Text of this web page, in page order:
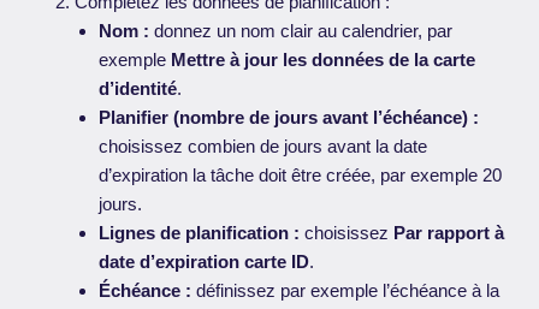
Nom : donnez un nom clair au calendrier, par
exemple Mettre à jour les données de la carte
d’identité.
Planifier (nombre de jours avant l’échéance) :
choisissez combien de jours avant la date
d’expiration la tâche doit être créée, par exemple 20
jours.
Lignes de planification : choisissez Par rapport à
date d’expiration carte ID.
Échéance : définissez par exemple l’échéance à la